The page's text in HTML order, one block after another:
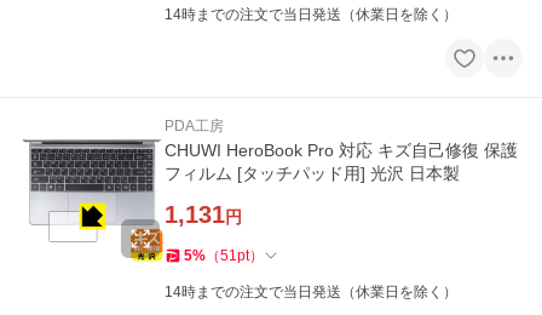
14時までの注文で当日発送（休業日を除く）
PDA工房
CHUWI HeroBook Pro 対応 キズ自己修復 保護
フィルム [タッチパッド用] 光沢 日本製
1,131円
5% （51pt）
14時までの注文で当日発送（休業日を除く）